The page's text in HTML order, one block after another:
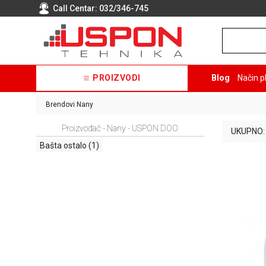
Call Centar: 032/346-745
PROIZVODI Blog Način
Brendovi Nany
Proizvođač - Nany - USPON DOO
Bašta ostalo (1)
UKUPNO: